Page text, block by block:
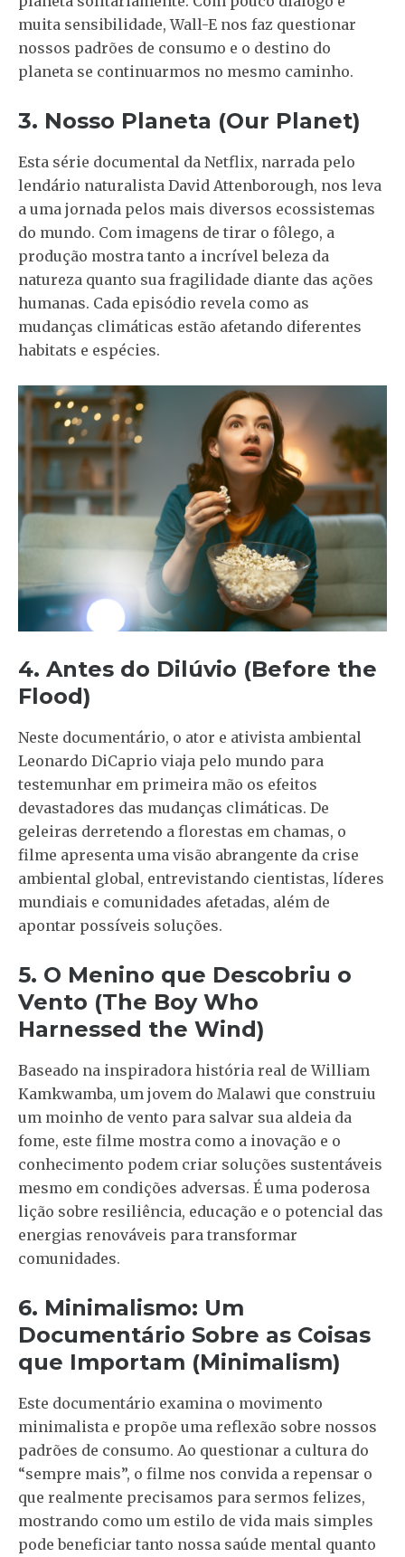
muita sensibilidade, Wall-E nos faz questionar
nossos padrões de consumo e o destino do
planeta se continuarmos no mesmo caminho.
3. Nosso Planeta (Our Planet)
Esta série documental da Netflix, narrada pelo
lendário naturalista David Attenborough, nos leva
a uma jornada pelos mais diversos ecossistemas
do mundo. Com imagens de tirar o fôlego, a
produção mostra tanto a incrível beleza da
natureza quanto sua fragilidade diante das ações
humanas. Cada episódio revela como as
mudanças climáticas estão afetando diferentes
habitats e espécies.
4. Antes do Dilúvio (Before the
Flood)
Neste documentário, o ator e ativista ambiental
Leonardo DiCaprio viaja pelo mundo para
testemunhar em primeira mão os efeitos
devastadores das mudanças climáticas. De
geleiras derretendo a florestas em chamas, o
filme apresenta uma visão abrangente da crise
ambiental global, entrevistando cientistas, líderes
mundiais e comunidades afetadas, além de
apontar possíveis soluções.
5. O Menino que Descobriu o
Vento (The Boy Who
Harnessed the Wind)
Baseado na inspiradora história real de William
Kamkwamba, um jovem do Malawi que construiu
um moinho de vento para salvar sua aldeia da
fome, este filme mostra como a inovação e o
conhecimento podem criar soluções sustentáveis
mesmo em condições adversas. É uma poderosa
lição sobre resiliência, educação e o potencial das
energias renováveis para transformar
comunidades.
6. Minimalismo: Um
Documentário Sobre as Coisas
que Importam (Minimalism)
Este documentário examina o movimento
minimalista e propõe uma reflexão sobre nossos
padrões de consumo. Ao questionar a cultura do
“sempre mais”, o filme nos convida a repensar o
que realmente precisamos para sermos felizes,
mostrando como um estilo de vida mais simples
pode beneficiar tanto nossa saúde mental quanto